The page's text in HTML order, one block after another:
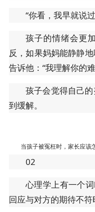
“你看，我早就说
孩子的情绪会更
反，如果妈妈能静静
告诉他：“我理解你的
孩子会觉得自己
到缓解。
当孩子被冤枉时，家长应该
02
心理学上有一个
回应与对方的期待不符